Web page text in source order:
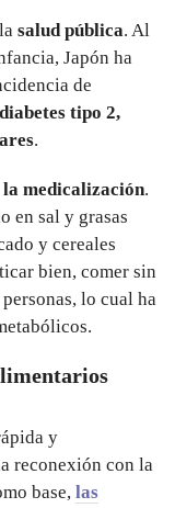
salud pública. Al
Japón ha
de
tipo 2,
.
la medicalización.
en sal y grasas
y cereales
bien, comer sin
lo cual ha
y
reconexión con la
base, las